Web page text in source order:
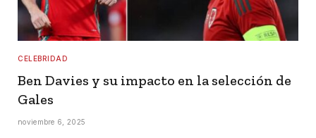
CELEBRIDAD
Ben Davies y su impacto en la selección de
Gales
noviembre 6, 2025